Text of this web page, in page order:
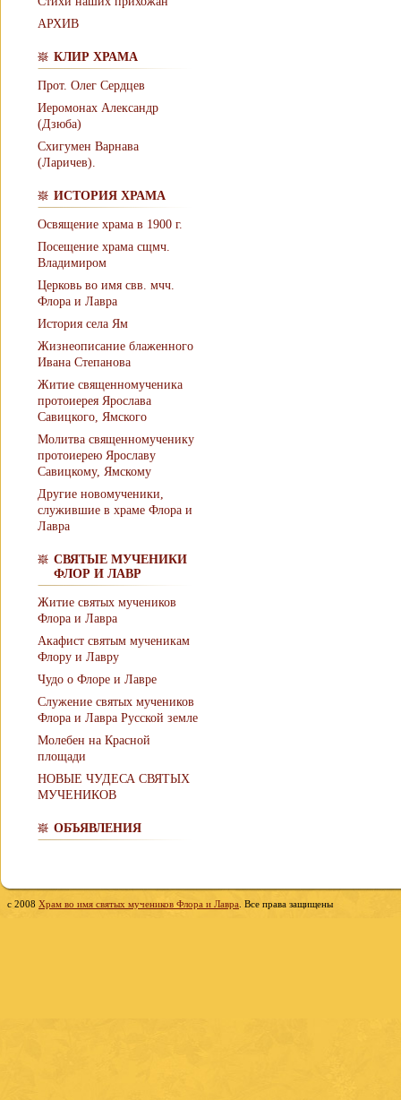
АРХИВ
КЛИР ХРАМА
Прот. Олег Сердцев
Иеромонах Александр
(Дзюба)
Схигумен Варнава
(Ларичев).
ИСТОРИЯ ХРАМА
Освящение храма в 1900 г.
Посещение храма сщмч.
Владимиром
Церковь во имя свв. мчч.
Флора и Лавра
История села Ям
Жизнеописание блаженного
Ивана Степанова
Житие священномученика
протоиерея Ярослава
Савицкого, Ямского
Молитва священномученику
протоиерею Ярославу
Савицкому, Ямскому
Другие новомученики,
служившие в храме Флора и
Лавра
СВЯТЫЕ МУЧЕНИКИ
ФЛОР И ЛАВР
Житие святых мучеников
Флора и Лавра
Акафист святым мученикам
Флору и Лавру
Чудо о Флоре и Лавре
Служение святых мучеников
Флора и Лавра Русской земле
Молебен на Красной
площади
НОВЫЕ ЧУДЕСА СВЯТЫХ
МУЧЕНИКОВ
ОБЪЯВЛЕНИЯ
c 2008 Храм во имя святых мучеников Флора и Лавра . Все права защищены